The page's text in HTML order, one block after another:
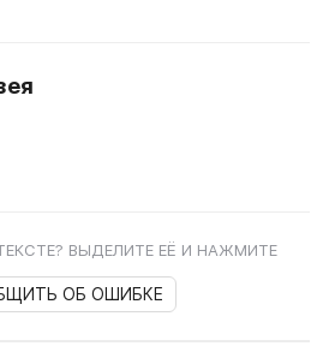
ВЫДЕЛИТЕ ЕЁ И НАЖМИТЕ
ОБ ОШИБКЕ